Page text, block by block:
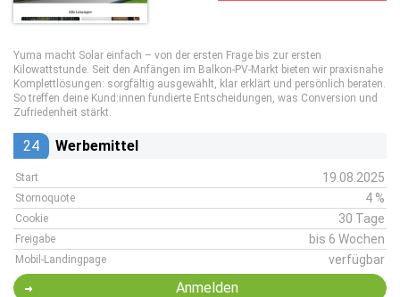
Yuma macht Solar einfach – von der ersten Frage bis zur ersten
Kilowattstunde. Seit den Anfängen im Balkon-PV-Markt bieten wir praxisnahe
Komplettlösungen: sorgfältig ausgewählt, klar erklärt und persönlich beraten.
So treffen deine Kund:innen fundierte Entscheidungen, was Conversion und
Zufriedenheit stärkt.
24 Werbemittel
Start 19.08.2025
Stornoquote 4 %
Cookie 30 Tage
Freigabe bis 6 Wochen
Mobil-Landingpage verfügbar
Anmelden